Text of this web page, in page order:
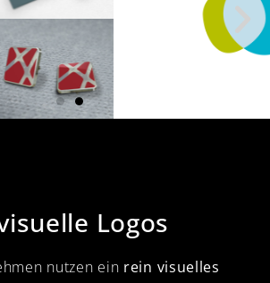
Logos
nutzen ein rein visuelles